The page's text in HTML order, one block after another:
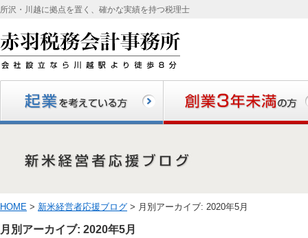
所沢・川越に拠点を置く、確かな実績を持つ税理士
HOME > 新米経営者応援ブログ > 月別アーカイブ: 2020年5月
月別アーカイブ: 2020年5月